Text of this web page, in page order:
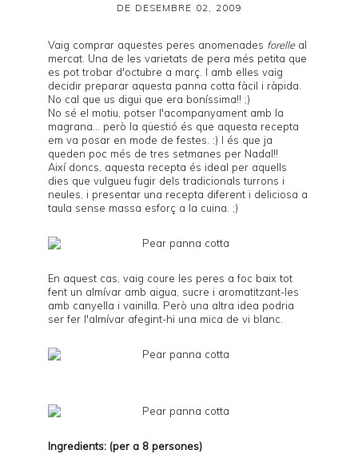
DE DESEMBRE 02, 2009
Vaig comprar aquestes peres anomenades forelleal
mercat. Una de les varietats de pera més petita que
es pot trobar d'octubre a març. I amb elles vaig
decidir preparar aquesta panna cotta fàcil i ràpida.
No cal que us digui que era boníssima!! ;)
No sé el motiu, potser l'acompanyament amb la
magrana... però la qüestió és que aquesta recepta
em va posar en mode de festes. :) I és que ja
queden poc més de tres setmanes per Nadal!!
Així doncs, aquesta recepta és ideal per aquells
dies que vulgueu fugir dels tradicionals turrons i
neules, i presentar una recepta diferent i deliciosa a
taula sense massa esforç a la cuina. ;)
En aquest cas, vaig coure les peres a foc baix tot
fent un almívar amb aigua, sucre i aromatitzant-les
amb canyella i vainilla. Però una altra idea podria
ser fer l'almívar afegint-hi una mica de vi blanc.
Ingredients: (per a 8 persones)